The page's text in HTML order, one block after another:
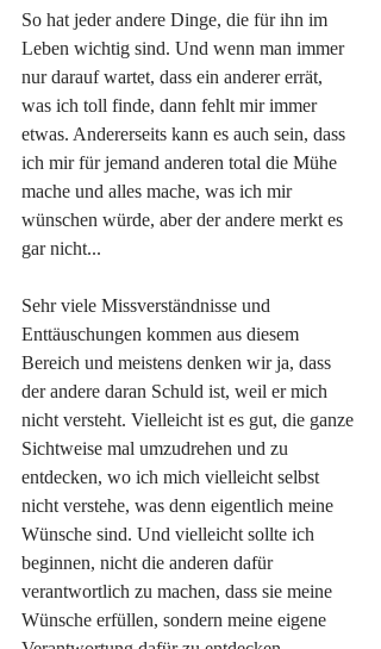
So hat jeder andere Dinge, die für ihn im
Leben wichtig sind. Und wenn man immer
nur darauf wartet, dass ein anderer errät,
was ich toll finde, dann fehlt mir immer
etwas. Andererseits kann es auch sein, dass
ich mir für jemand anderen total die Mühe
mache und alles mache, was ich mir
wünschen würde, aber der andere merkt es
gar nicht...
Sehr viele Missverständnisse und
Enttäuschungen kommen aus diesem
Bereich und meistens denken wir ja, dass
der andere daran Schuld ist, weil er mich
nicht versteht. Vielleicht ist es gut, die ganze
Sichtweise mal umzudrehen und zu
entdecken, wo ich mich vielleicht selbst
nicht verstehe, was denn eigentlich meine
Wünsche sind. Und vielleicht sollte ich
beginnen, nicht die anderen dafür
verantwortlich zu machen, dass sie meine
Wünsche erfüllen, sondern meine eigene